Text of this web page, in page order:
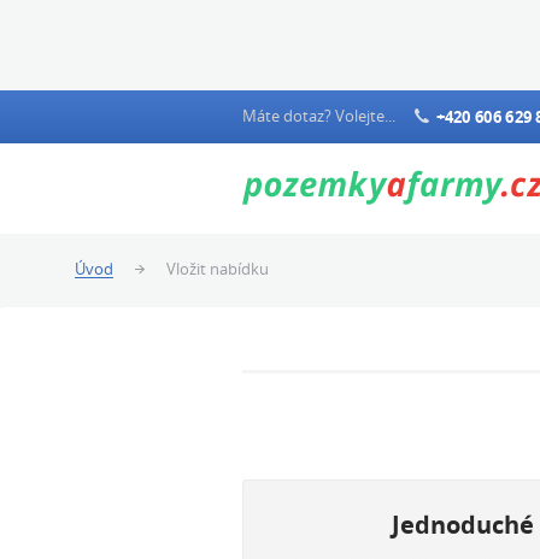
Máte dotaz? Volejte... +420 606 629
Úvod Vložit nabídku